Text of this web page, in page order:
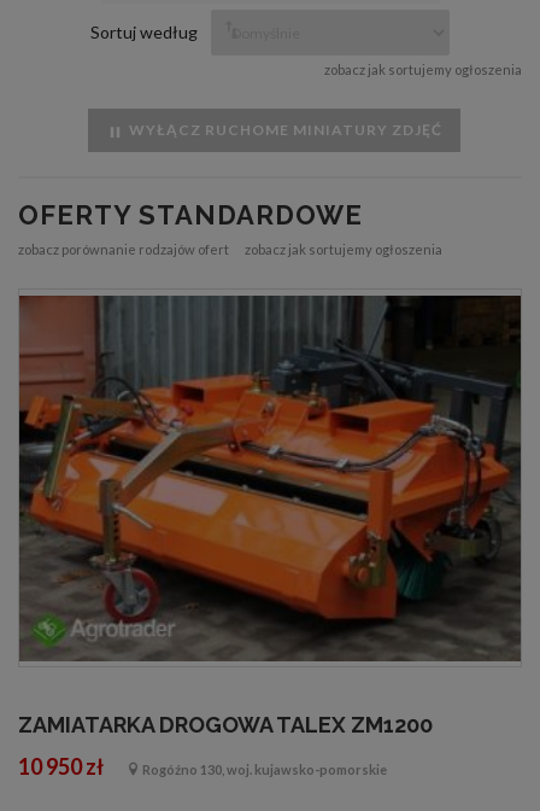
Sortuj według
zobacz jak sortujemy ogłoszenia
WYŁĄCZ RUCHOME MINIATURY ZDJĘĆ
OFERTY STANDARDOWE
zobacz porównanie rodzajów ofert zobacz jak sortujemy ogłoszenia
ZAMIATARKA DROGOWA TALEX ZM1200
10 950 zł Rogóźno 130, woj. kujawsko-pomorskie